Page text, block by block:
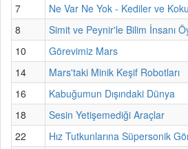
7
Ne Var Ne Yok - Kediler ve
8
Simit ve Peynir'le Bilim İnsanı
10
Görevimiz Mars
14
Mars'taki Minik Keşif Robotları
16
Kabuğumun Dışındaki Dünya
18
Sesin Yetişemediği Araçlar
22
Hız Tutkunlarına Süpersonik